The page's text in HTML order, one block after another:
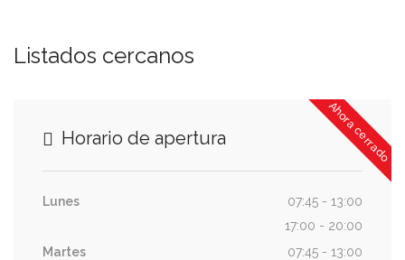
Listados cercanos
Ahora cerrado
Horario de apertura
Lunes
07:45 - 13:00
17:00 - 20:00
Martes
07:45 - 13:00